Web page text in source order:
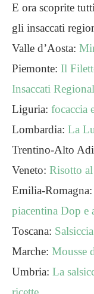
E ora scoprite
gli insaccati
Valle d’Aosta:
Piemonte: Il
Insaccati
Liguria: focaccia
Lombardia: La
Trentino-Alto
Veneto: Risotto al
Emilia-Romagna:
piacentina Dop e
Toscana:
Marche: Mousse
Umbria: La